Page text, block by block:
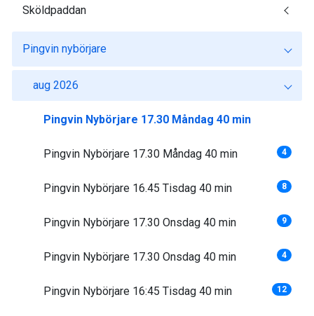
Sköldpaddan
Pingvin nybörjare
aug 2026
Pingvin Nybörjare 17.30 Måndag 40 min
Pingvin Nybörjare 17.30 Måndag 40 min 4
Pingvin Nybörjare 16.45 Tisdag 40 min 8
Pingvin Nybörjare 17.30 Onsdag 40 min 9
Pingvin Nybörjare 17.30 Onsdag 40 min 4
Pingvin Nybörjare 16:45 Tisdag 40 min 12